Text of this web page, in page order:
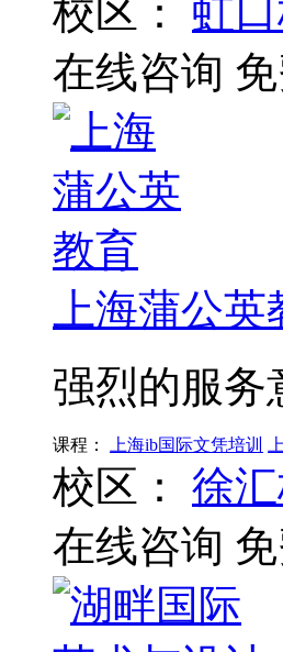
校区： 虹
在线咨询
上海蒲公英
强烈的服务
课程： 上海ib国际文凭培训
校区： 徐
在线咨询